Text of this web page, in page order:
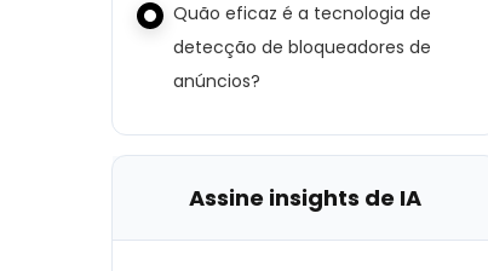
Quão eficaz é a tecnologia de
detecção de bloqueadores de
anúncios?
Assine insights de IA